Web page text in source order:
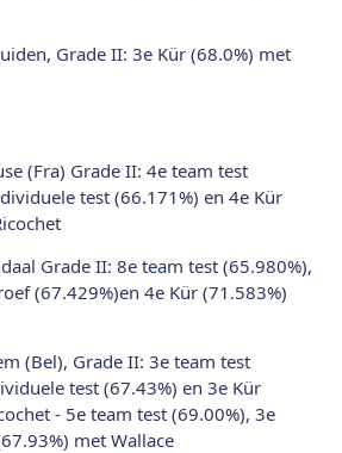
Grade II: 3e Kür (68.0%) met
(Fra) Grade II: 4e team test
test (66.171%) en 4e Kür
Grade II: 8e team test (65.980%),
(67.429%)en 4e Kür (71.583%)
(Bel), Grade II: 3e team test
test (67.43%) en 3e Kür
- 5e team test (69.00%), 3e
met Wallace